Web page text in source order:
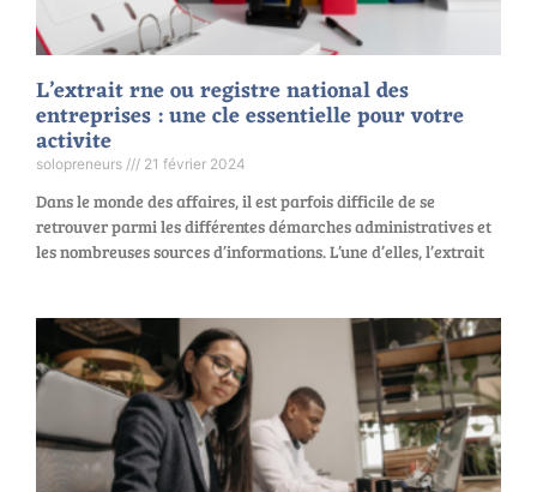
L’extrait rne ou registre national des
entreprises : une cle essentielle pour votre
activite
solopreneurs 21 février 2024
Dans le monde des affaires, il est parfois difficile de se
retrouver parmi les différentes démarches administratives et
les nombreuses sources d’informations. L’une d’elles, l’extrait